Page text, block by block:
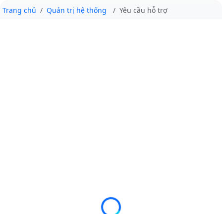
Trang chủ Quản trị hệ thống Yêu cầu hỗ trợ